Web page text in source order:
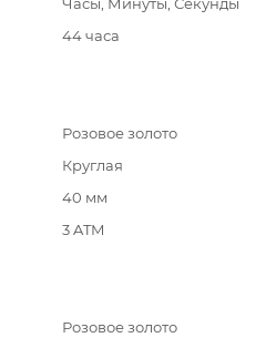
44 часа
Розовое золото
Круглая
40 мм
3 ATM
Розовое золото